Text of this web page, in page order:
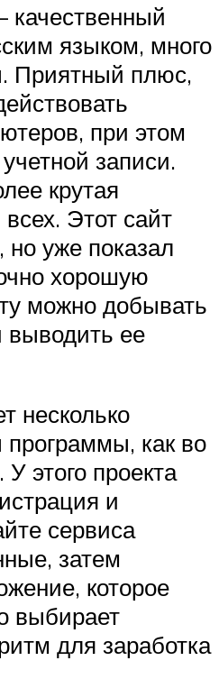
языком, много
Приятный плюс,
при этом
записи.
крутая
Этот сайт
уже показал
хорошую
можно добывать
выводить ее
несколько
как во
этого проекта
и
сервиса
затем
которое
выбирает
для заработка